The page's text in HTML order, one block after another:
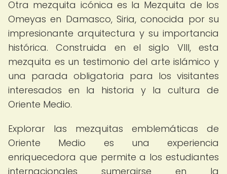
Otra mezquita icónica es la Mezquita de los
Omeyas en Damasco, Siria, conocida por su
impresionante arquitectura y su importancia
histórica. Construida en el siglo VIII, esta
mezquita es un testimonio del arte islámico y
una parada obligatoria para los visitantes
interesados en la historia y la cultura de
Oriente Medio.
Explorar las mezquitas emblemáticas de
Oriente Medio es una experiencia
enriquecedora que permite a los estudiantes
internacionales sumergirse en la